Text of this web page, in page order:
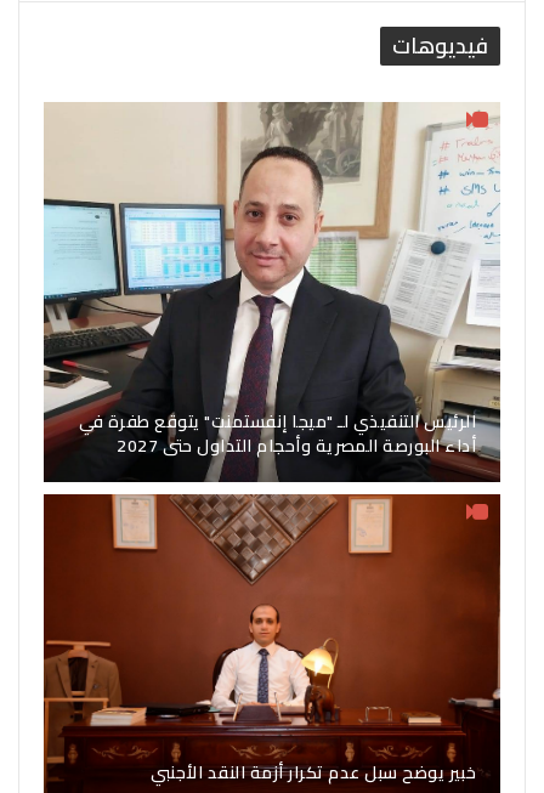
فيديوهات
الرئيس التنفيذي لـ "ميجا إنفستمنت" يتوقع طفرة في
أداء البورصة المصرية وأحجام التداول حتى 2027
خبير يوضح سبل عدم تكرار أزمة النقد الأجنبي